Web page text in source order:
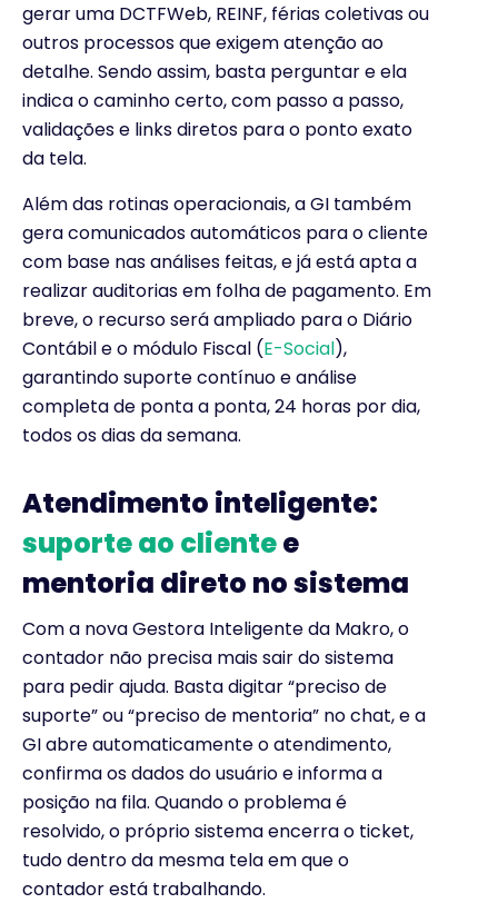
gerar uma DCTFWeb, REINF, férias coletivas ou
outros processos que exigem atenção ao
detalhe. Sendo assim, basta perguntar e ela
indica o caminho certo, com passo a passo,
validações e links diretos para o ponto exato
da tela.
Além das rotinas operacionais, a GI também
gera comunicados automáticos para o cliente
com base nas análises feitas, e já está apta a
realizar auditorias em folha de pagamento. Em
breve, o recurso será ampliado para o Diário
Contábil e o módulo Fiscal (E-Social),
garantindo suporte contínuo e análise
completa de ponta a ponta, 24 horas por dia,
todos os dias da semana.
Atendimento inteligente:
suporte ao clientee
mentoria direto no sistema
Com a nova Gestora Inteligente da Makro, o
contador não precisa mais sair do sistema
para pedir ajuda. Basta digitar “preciso de
suporte” ou “preciso de mentoria” no chat, e a
GI abre automaticamente o atendimento,
confirma os dados do usuário e informa a
posição na fila. Quando o problema é
resolvido, o próprio sistema encerra o ticket,
tudo dentro da mesma tela em que o
contador está trabalhando.